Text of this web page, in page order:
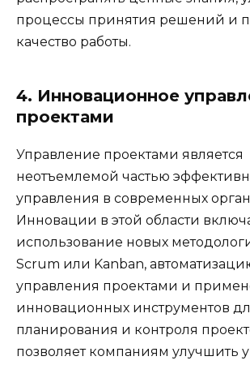
процессы принятия решений и
качество работы.
4. Инновационное
проектами
Управление проектами является
неотъемлемой частью
управления в современных
Инновации в этой области
использование новых
Scrum или Kanban,
управления проектами и
инновационных инструментов
планирования и контроля
позволяет компаниям улучшить